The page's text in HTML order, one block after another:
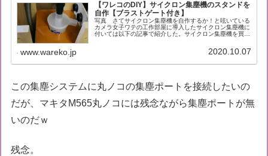
【ワレコのDIY】サイクロン集塵機のスタンドを
自作【ブラストゲート付き】
写真 さてサイクロン集塵機を自作するか！と呟いている
カメラ女子ワテの工作部屋に導入したサイクロン集塵機に
付いては以下の記事で紹介した。サイクロン集塵機を買う
www.wareko.jp 2020.10.07
この集塵システムに丸ノコの集塵ポートを接続したいの
だが、マキタM565丸ノコには残念ながら集塵ポートが無
いのだｗ
残念。